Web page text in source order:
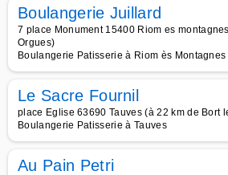
Boulangerie Juillard
7 place Monument 15400 Riom es
Orgues)
Boulangerie Patisserie à Riom ès Montagnes
Le Sacre Fournil
place Eglise 63690 Tauves (à 22 km de Bort
Boulangerie Patisserie à Tauves
Au Pain Petri